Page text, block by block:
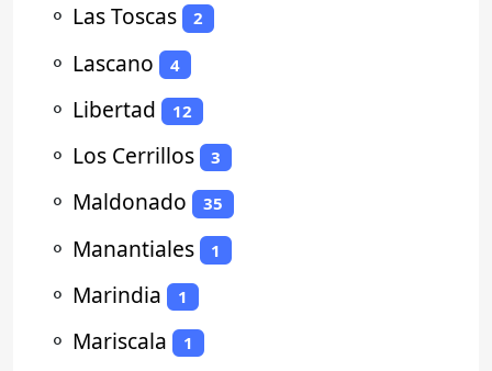
⚬ Las Toscas 2
⚬ Lascano 4
⚬ Libertad 12
⚬ Los Cerrillos 3
⚬ Maldonado 35
⚬ Manantiales 1
⚬ Marindia 1
⚬ Mariscala 1